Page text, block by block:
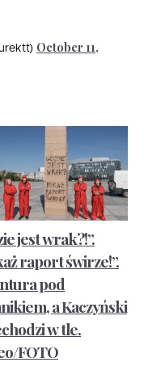
October 11,
jest wrak?!”.
raport świrze!”.
pod
a Kaczyński
w tle.
FOTO